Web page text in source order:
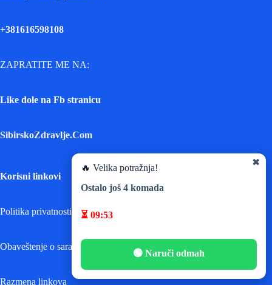
+381616598108
ZAPRATITE ME NA:
Like dole na Fb stranicu
SibirskoZdravlje.Com
Korisni linkovi
Politika privatnosti
Obaveštenje o saradnji
Razmena linkova
✖
🔥 Velika potražnja!
Ostalo još 4 komada
⏳ 09:53
🟢 Naruči odmah